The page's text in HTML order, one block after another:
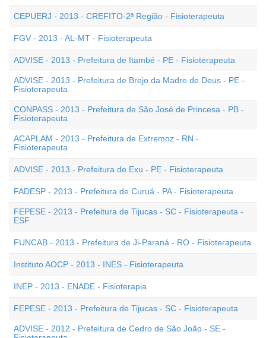
CEPUERJ - 2013 - CREFITO-2ª Região - Fisioterapeuta
FGV - 2013 - AL-MT - Fisioterapeuta
ADVISE - 2013 - Prefeitura de Itambé - PE - Fisioterapeuta
ADVISE - 2013 - Prefeitura de Brejo da Madre de Deus - PE -
Fisioterapeuta
CONPASS - 2013 - Prefeitura de São José de Princesa - PB -
Fisioterapeuta
ACAPLAM - 2013 - Prefeitura de Extremoz - RN -
Fisioterapeuta
ADVISE - 2013 - Prefeitura de Exu - PE - Fisioterapeuta
FADESP - 2013 - Prefeitura de Curuá - PA - Fisioterapeuta
FEPESE - 2013 - Prefeitura de Tijucas - SC - Fisioterapeuta -
ESF
FUNCAB - 2013 - Prefeitura de Ji-Paraná - RO - Fisioterapeuta
Instituto AOCP - 2013 - INES - Fisioterapeuta
INEP - 2013 - ENADE - Fisioterapia
FEPESE - 2013 - Prefeitura de Tijucas - SC - Fisioterapeuta
ADVISE - 2012 - Prefeitura de Cedro de São João - SE -